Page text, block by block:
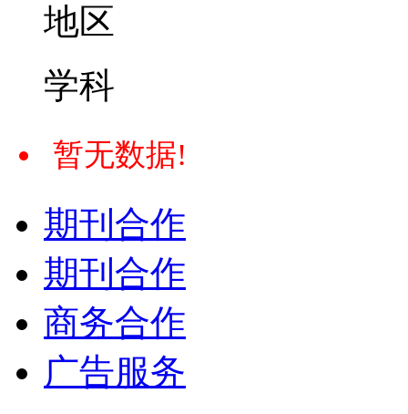
地区
学科
暂无数据!
期刊合作
期刊合作
商务合作
广告服务